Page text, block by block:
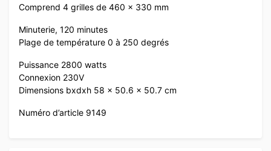
Comprend 4 grilles de 460 x 330 mm
Minuterie, 120 minutes
Plage de température 0 à 250 degrés
Puissance 2800 watts
Connexion 230V
Dimensions bxdxh 58 x 50.6 x 50.7 cm
Numéro d’article 9149